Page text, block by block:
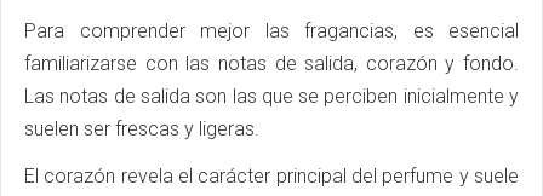
Para comprender mejor las fragancias, es esencial
familiarizarse con las notas de salida, corazón y fondo.
Las notas de salida son las que se perciben inicialmente y
suelen ser frescas y ligeras.
El corazón revela el carácter principal del perfume y suele